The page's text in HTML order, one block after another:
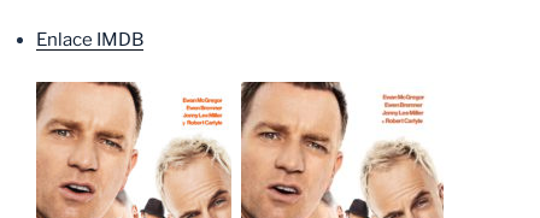
Enlace IMDB